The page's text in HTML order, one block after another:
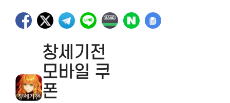
창세기전
모바일 쿠
폰